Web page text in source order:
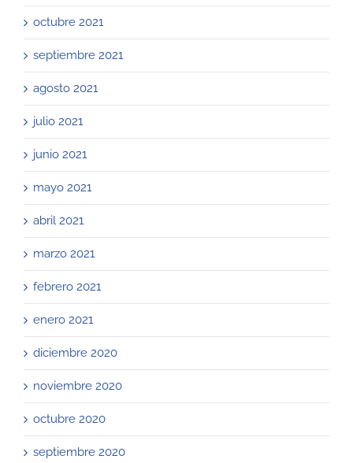
octubre 2021
septiembre 2021
agosto 2021
julio 2021
junio 2021
mayo 2021
abril 2021
marzo 2021
febrero 2021
enero 2021
diciembre 2020
noviembre 2020
octubre 2020
septiembre 2020